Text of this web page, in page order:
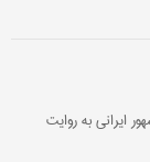
ایرانی به روایت